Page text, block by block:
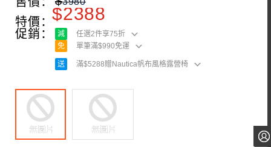
特價：$2388
促銷： 減
任選2件享75折
免
單筆滿$990免運
送 滿$5288贈Nautica帆布風格露營椅